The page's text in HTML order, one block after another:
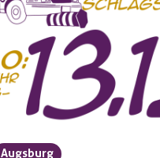
Augsburg